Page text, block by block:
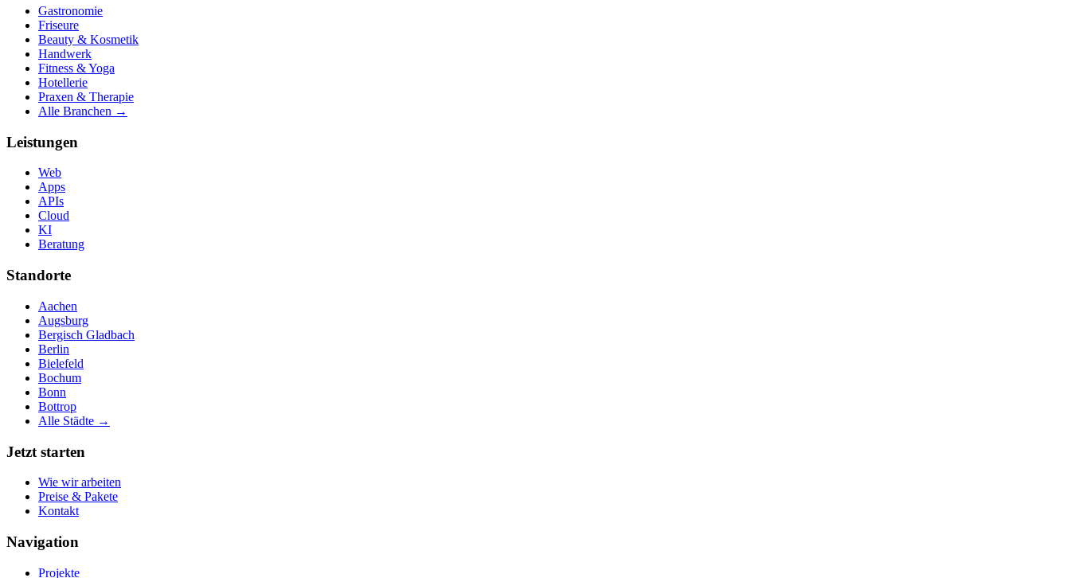
Gastronomie
Friseure
Beauty & Kosmetik
Handwerk
Fitness & Yoga
Hotellerie
Praxen & Therapie
Alle Branchen →
Leistungen
Web
Apps
APIs
Cloud
KI
Beratung
Standorte
Aachen
Augsburg
Bergisch Gladbach
Berlin
Bielefeld
Bochum
Bonn
Bottrop
Alle Städte →
Jetzt starten
Wie wir arbeiten
Preise & Pakete
Kontakt
Navigation
Projekte